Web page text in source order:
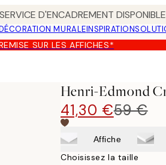
D'ENCADREMENT
MURALEINSPIRATION
SUR LES AFFICHES*
Henri-Edmond
41,30 €59 €
Affiche
Choisissez la taille